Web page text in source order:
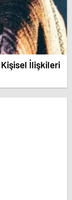
Kişisel İlişkileri